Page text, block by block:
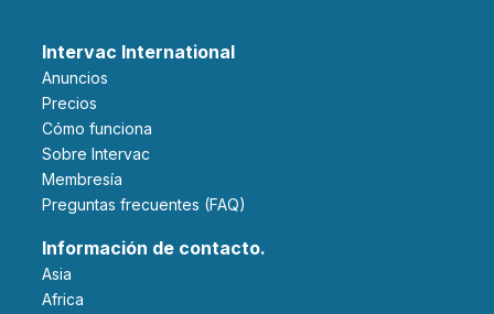
Intervac International
Anuncios
Precios
Cómo funciona
Sobre Intervac
Membresía
Preguntas frecuentes (FAQ)
Información de contacto.
Asia
Africa